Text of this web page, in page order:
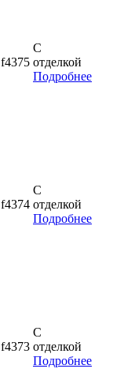
f4375
С
отделкой
Подробнее
f4374
С
отделкой
Подробнее
f4373
С
отделкой
Подробнее